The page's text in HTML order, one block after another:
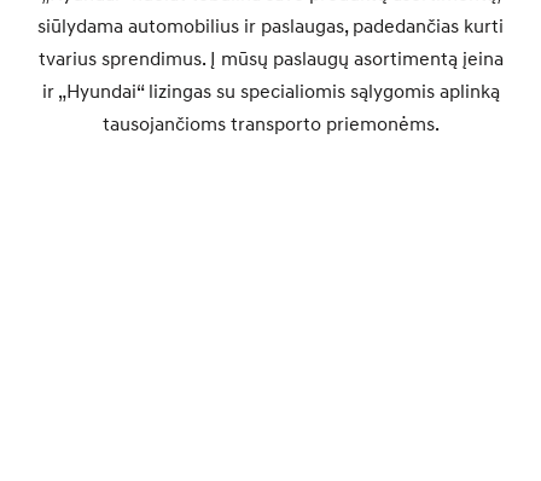
siūlydama automobilius ir paslaugas, padedančias kurti
tvarius sprendimus. Į mūsų paslaugų asortimentą įeina
ir „Hyundai“ lizingas su specialiomis sąlygomis aplinką
tausojančioms transporto priemonėms.